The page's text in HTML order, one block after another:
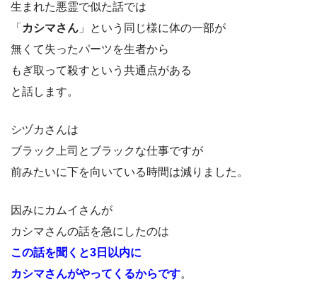
生まれた悪霊で似た話では
「 カシマさん 」という同じ様に体の一部が
無くて失ったパーツを生者から
もぎ取って殺すという共通点がある
と話します。
シヅカさんは
ブラック上司とブラックな仕事ですが
前みたいに下を向いている時間は減りました。
因みにカムイさんが
カシマさんの話を急にしたのは
この話を聞くと3日以内に
カシマさんがやってくるからです。